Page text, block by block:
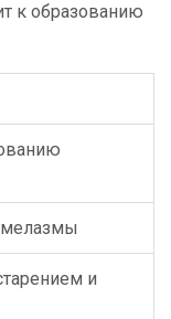
к образованию
и